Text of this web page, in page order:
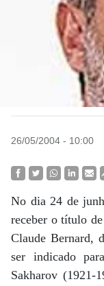
26/05/2004 - 10:00
No dia 24 de
receber o título
Claude Bernard,
ser indicado
Sakharov (1921-